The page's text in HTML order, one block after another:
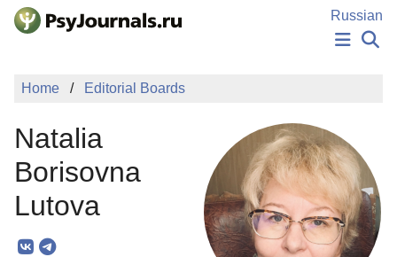
Skip to Main Content
Russian
NEWS
MANUSCRIPT SUBMISSION
EDITOR'S CHOICE
Sign Up
Log In
Home Editorial Boards
Natalia
Borisovna
Lutova